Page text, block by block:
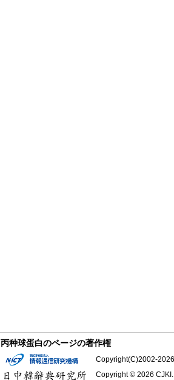
丙种球蛋白のページの著作権
Copyright(C)2002-
Copyright © 2026